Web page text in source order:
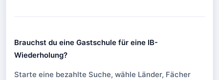
Brauchst du eine Gastschule für eine IB-
Brauchst du eine Gastschule für eine IB-
Wiederholung?
Starte eine bezahlte Suche, wähle Länder, Fächer